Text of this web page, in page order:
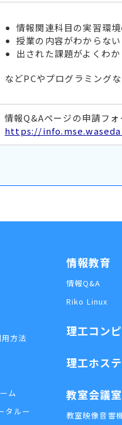
情報関連科目の実習環
授業の内容がわからない
出された課題がよくわ
などPCやプログラミング
情報Q&Aページの申請フォ
https://
方法
ム
タルー
情報教育
情報Q&A
Riko Linux
理工コン
理工ホス
教室会議
教室映像音響